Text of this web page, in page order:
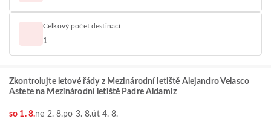
Celkový počet destinací
1
Zkontrolujte letové řády z Mezinárodní letiště Alejandro Velasco
Astete na Mezinárodní letiště Padre Aldamiz
so 1. 8.ne 2. 8.po 3. 8.út 4. 8.